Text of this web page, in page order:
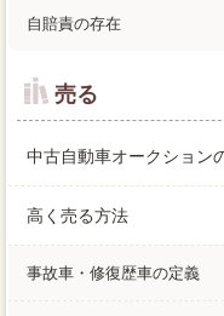
自賠責の存在
売る
中古自動車オークション
高く売る方法
事故車・修復歴車の定義